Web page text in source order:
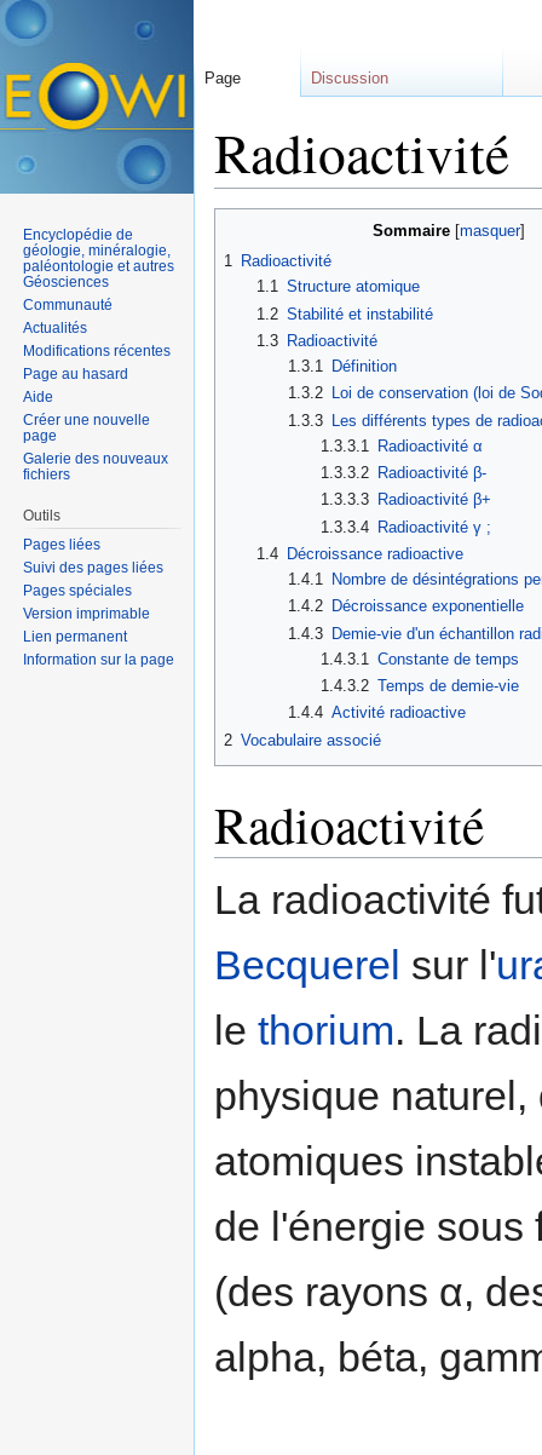
Radioactivité
Sommaire masquer]
1 Radioactivité
1.1 Structure atomique
1.2 Stabilité et instabilité
1.3
Radioactivité
1.3.1 Définition
1.3.2 Loi de conservation (loi de
1.3.3
Les différents types de
1.3.3.1
Radioactivité α
1.3.3.2
Radioactivité β-
1.3.3.3
Radioactivité β+
1.3.3.4 Radioactivité γ ;
1.4
Décroissance radioactive
1.4.1 Nombre de désintégrations
1.4.2 Décroissance exponentielle
1.4.3 Demie-vie d'un échantillon
1.4.3.1 Constante de temps
1.4.3.2 Temps de demie-vie
1.4.4 Activité radioactive
2 Vocabulaire associé
Radioactivité
La radioactivité
Becquerel sur l'
le thorium. La
physique
atomiques
de l'énergie sous
(des rayons α,
alpha, béta,
Page Discussion
Encyclopédie de
géologie, minéralogie,
paléontologie et autres
Géosciences
Communauté
Actualités
Modifications récentes
Page au hasard
Aide
Créer une nouvelle
page
Galerie des nouveaux
fichiers
Outils
Pages liées
Suivi des pages liées
Pages spéciales
Version imprimable
Lien permanent
Information sur la page